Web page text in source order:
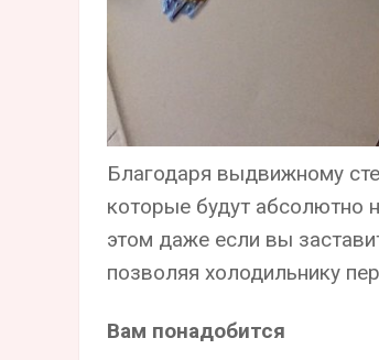
Благодаря выдвижному
которые будут абсолютно
этом даже если вы
позволяя холодильнику
Вам понадобится